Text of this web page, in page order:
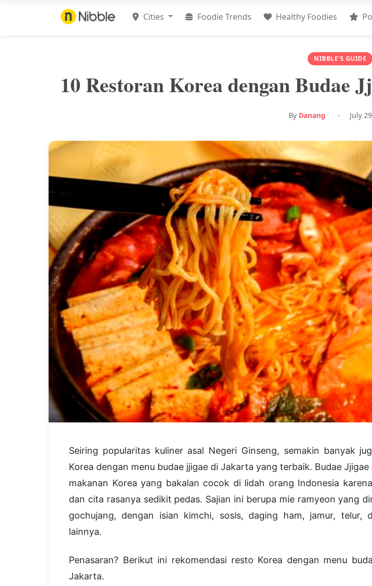
Cities Foodie Trends Healthy Foodies
NIBBLE'S GUIDE
10 Restoran Korea dengan Budae
By Danang July
Seiring popularitas kuliner asal Negeri Ginseng, semakin banyak
Korea dengan menu budae jjigae di Jakarta yang terbaik. Budae Jjigae
makanan Korea yang bakalan cocok di lidah orang Indonesia
dan cita rasanya sedikit pedas. Sajian ini berupa mie ramyeon yang
gochujang, dengan isian kimchi, sosis, daging ham, jamur, telur,
lainnya.
Penasaran? Berikut ini rekomendasi resto Korea dengan menu
Jakarta.